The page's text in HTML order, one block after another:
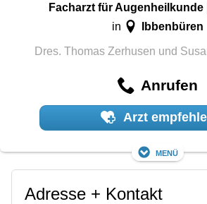
Facharzt für Augenheilkunde
in Ibbenbüren
Dres. Thomas Zerhusen und
Anrufen
Arzt
Menü
Adresse + Kontakt